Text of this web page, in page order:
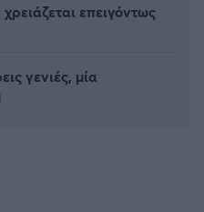
επειγόντως
γενιές, μία